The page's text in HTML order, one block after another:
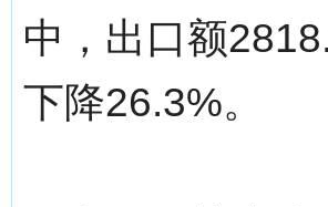
中，出口额
下降26.3%。